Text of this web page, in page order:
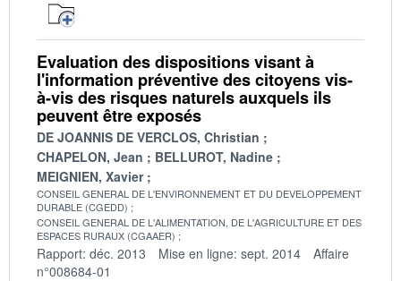
Evaluation des dispositions visant à
l'information préventive des citoyens vis-
à-vis des risques naturels auxquels ils
peuvent être exposés
DE JOANNIS DE VERCLOS, Christian
CHAPELON, Jean
BELLUROT, Nadine
MEIGNIEN, Xavier
CONSEIL GENERAL DE L'ENVIRONNEMENT ET DU DEVELOPPEMENT
DURABLE (CGEDD)
CONSEIL GENERAL DE L'ALIMENTATION, DE L'AGRICULTURE ET DES
ESPACES RURAUX (CGAAER)
Rapport: déc. 2013 Mise en ligne: sept. 2014
Affaire
n°008684-01